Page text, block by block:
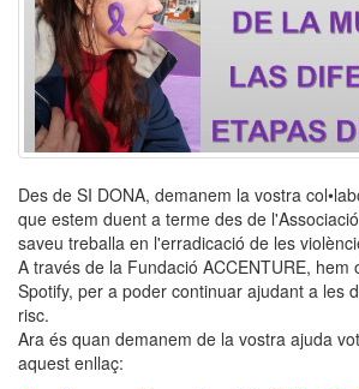
Des de SI DONA, demanem la vostra
que estem duent a terme des de
saveu treballa en l'erradicació de les
A través de la Fundació ACCENTURE, hem
Spotify, per a poder continuar ajudant a les
risc.
Ara és quan demanem de la vostra ajuda
aquest enllaç: